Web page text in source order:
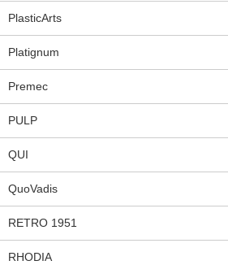
PlasticArts
Platignum
Premec
PULP
QUI
QuoVadis
RETRO 1951
RHODIA